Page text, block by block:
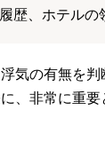
歴、ホテルの
気の有無を
、非常に重要